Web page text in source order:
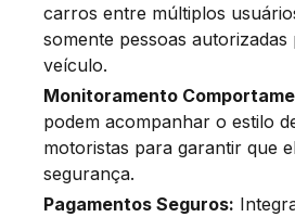
carros entre múltiplos
somente pessoas autorizadas
veículo.
Monitoramento
podem acompanhar o estilo
motoristas para garantir que
segurança.
Pagamentos Seguros: